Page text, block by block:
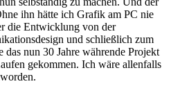
ihn hätte ich Grafik am PC nie
die Entwicklung von der
und schließlich zum
das nun 30 Jahre währende Projekt
gekommen. Ich wäre allenfalls